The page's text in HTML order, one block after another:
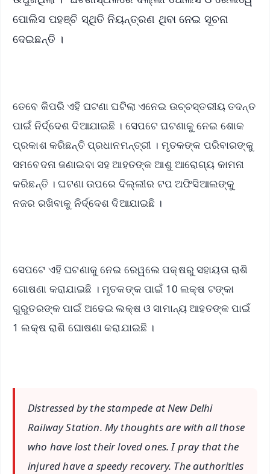
ପୋଲିସ ପହଞ୍ଚି ସ୍ଥିତି ନିୟନ୍ତ୍ରଣ ଥିବା ନେଇ ସୂଚନା
ଦେଇଛନ୍ତି ।
ତେବେ କିପରି ଏହି ଘଟଣା ଘଟିଲା ଏନେଇ ଉଚ୍ଚସ୍ତରୀୟ ତଦନ୍ତ
ପାଇଁ ନିର୍ଦ୍ଦେଶ ଦିଆଯାଇଛି । ସେପଟେ ଘଟଣାକୁ ନେଇ ଶୋକ
ପ୍ରକାଶ କରିଛନ୍ତି ପ୍ରଧାନମନ୍ତ୍ରୀ । ମୃତକଙ୍କ ପରିବାରଙ୍କୁ
ସମବେଦନା ଜଣାଇବା ସହ ଆହତଙ୍କ ଆଶୁ ଆରୋଗ୍ୟ କାମନା
କରିଛନ୍ତି । ଘଟଣା ଉପରେ ଦିଲ୍ଲୀର ଟପ ଅଫିସିଆଲଙ୍କୁ
ନଜର ରଖିବାକୁ ନିର୍ଦ୍ଦେଶ ଦିଆଯାଇଛି ।
ସେପଟେ ଏହି ଘଟଣାକୁ ନେଇ ରେୱଲେ ପକ୍ଷରୁ ସହାୟତା ରାଶି
ଗୋଷଣା କରାଯାଇଛି । ମୃତକଙ୍କ ପାଇଁ 10 ଲକ୍ଷ ଟଙ୍କା
ଗୁରୁତରଙ୍କ ପାଇଁ ଅଢେଇ ଲକ୍ଷ ଓ ସାମାନ୍ୟ ଆହତଙ୍କ ପାଇଁ
1 ଲକ୍ଷ ରାଶି ଘୋଷଣା କରାଯାଇଛି ।
Distressed by the stampede at New Delhi
Railway Station. My thoughts are with all those
who have lost their loved ones. I pray that the
injured have a speedy recovery. The authorities